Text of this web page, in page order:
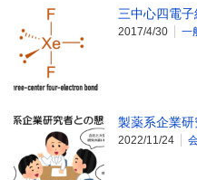
三中心四電子
2017/4/30 一
製薬系企業
2022/11/24